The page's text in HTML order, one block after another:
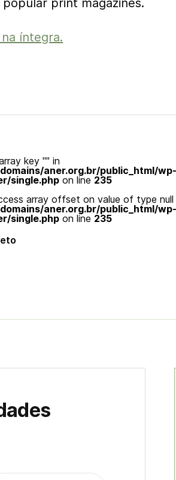
print magazines.
íntegra.
key "" in
aner.org.br/public_html/wp-
single.php on line 235
array offset on value of type null
aner.org.br/public_html/wp-
single.php on line 235